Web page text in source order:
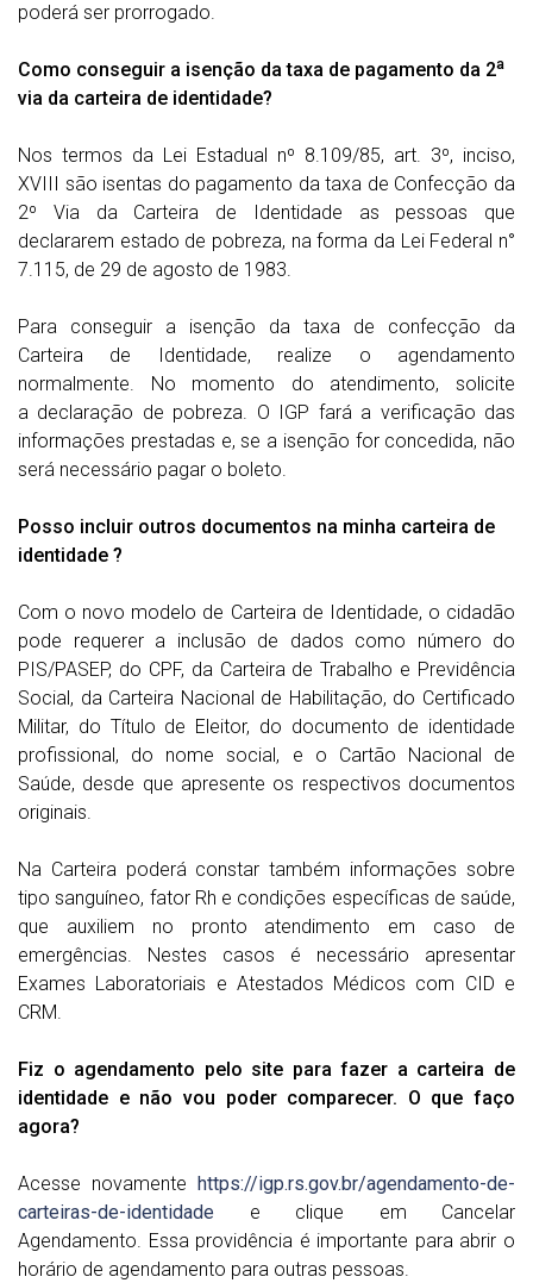
poderá ser prorrogado.
Como conseguir a isenção da taxa de pagamento da 2a
via da carteira de identidade?
Nos termos da Lei Estadual nº 8.109/85, art. 3º, inciso,
XVIII são isentas do pagamento da taxa de Confecção da
2º Via da Carteira de Identidade as pessoas que
declararem estado de pobreza, na forma da Lei Federal n°
7.115, de 29 de agosto de 1983.
Para conseguir a isenção da taxa de confecção da
Carteira de Identidade, realize o agendamento
normalmente. No momento do atendimento, solicite
a declaração de pobreza. O IGP fará a verificação das
informações prestadas e, se a isenção for concedida, não
será necessário pagar o boleto.
Posso incluir outros documentos na minha carteira de
identidade ?
Com o novo modelo de Carteira de Identidade, o cidadão
pode requerer a inclusão de dados como número do
PIS/PASEP, do CPF, da Carteira de Trabalho e Previdência
Social, da Carteira Nacional de Habilitação, do Certificado
Militar, do Título de Eleitor, do documento de identidade
profissional, do nome social, e o Cartão Nacional de
Saúde, desde que apresente os respectivos documentos
originais.
Na Carteira poderá constar também informações sobre
tipo sanguíneo, fator Rh e condições específicas de saúde,
que auxiliem no pronto atendimento em caso de
emergências. Nestes casos é necessário apresentar
Exames Laboratoriais e Atestados Médicos com CID e
CRM.
Fiz o agendamento pelo site para fazer a carteira de
identidade e não vou poder comparecer. O que faço
agora?
Acesse novamente https://igp.rs.gov.br/agendamento-de-
carteiras-de-identidade e clique em Cancelar
Agendamento. Essa providência é importante para abrir o
horário de agendamento para outras pessoas.